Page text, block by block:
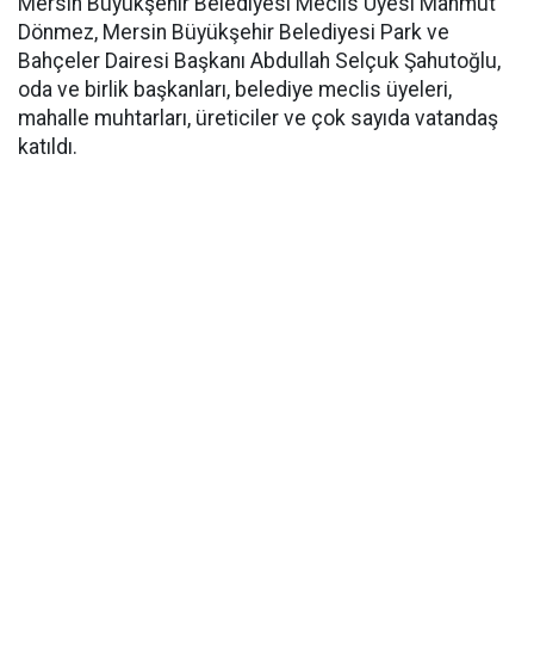
Dönmez, Mersin Büyükşehir Belediyesi Park ve
Bahçeler Dairesi Başkanı Abdullah Selçuk Şahutoğlu,
oda ve birlik başkanları, belediye meclis üyeleri,
mahalle muhtarları, üreticiler ve çok sayıda vatandaş
katıldı.